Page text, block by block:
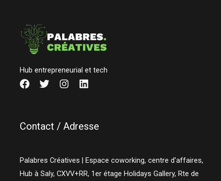
Hub entrepreneurial et tech
Contact / Adresse
Palabres Créatives | Espace coworking, centre d'affaires,
Hub à Saly, CXVV+RR, 1er étage Holidays Gallery, Rte de